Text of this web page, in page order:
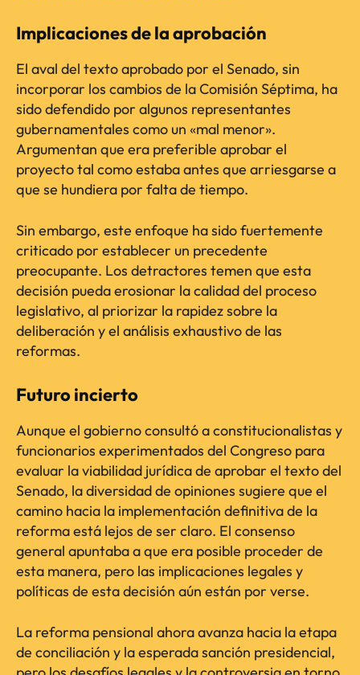
Implicaciones de la aprobación
El aval del texto aprobado por el Senado, sin
incorporar los cambios de la Comisión Séptima, ha
sido defendido por algunos representantes
gubernamentales como un «mal menor».
Argumentan que era preferible aprobar el
proyecto tal como estaba antes que arriesgarse a
que se hundiera por falta de tiempo.
Sin embargo, este enfoque ha sido fuertemente
criticado por establecer un precedente
preocupante. Los detractores temen que esta
decisión pueda erosionar la calidad del proceso
legislativo, al priorizar la rapidez sobre la
deliberación y el análisis exhaustivo de las
reformas.
Futuro incierto
Aunque el gobierno consultó a constitucionalistas y
funcionarios experimentados del Congreso para
evaluar la viabilidad jurídica de aprobar el texto del
Senado, la diversidad de opiniones sugiere que el
camino hacia la implementación definitiva de la
reforma está lejos de ser claro. El consenso
general apuntaba a que era posible proceder de
esta manera, pero las implicaciones legales y
políticas de esta decisión aún están por verse.
La reforma pensional ahora avanza hacia la etapa
de conciliación y la esperada sanción presidencial,